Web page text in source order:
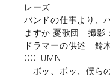
レーズ
バンドの仕事より、
ますか 憂歌団 撮影
ドラマーの供述 鈴
COLUMN
ボッ、ボッ、僕ら